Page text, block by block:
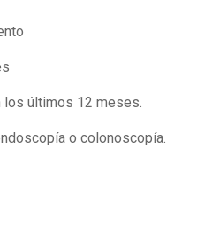
últimos 12 meses.
o colonoscopía.